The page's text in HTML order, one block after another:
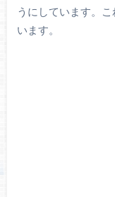
うにしています。
います。